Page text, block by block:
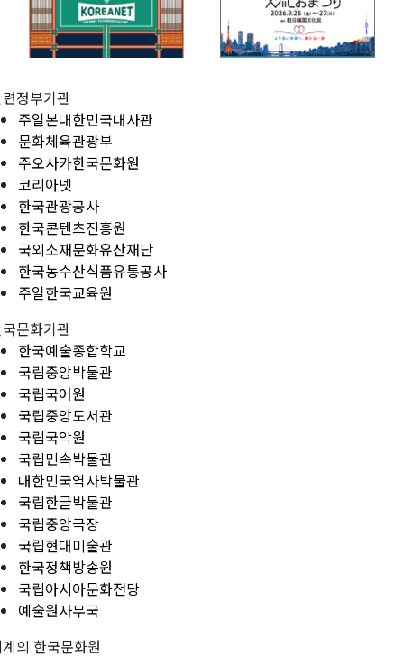
정부기관
주일본대한민국대사관
문화체육관광부
주오사카한국문화원
코리아넷
한국관광공사
한국콘텐츠진흥원
국외소재문화유산재단
한국농수산식품유통공사
주일한국교육원
문화기관
한국예술종합학교
국립중앙박물관
국립국어원
국립중앙도서관
국립국악원
국립민속박물관
대한민국역사박물관
국립한글박물관
국립중앙극장
국립현대미술관
한국정책방송원
국립아시아문화전당
예술원사무국
의 한국문화원